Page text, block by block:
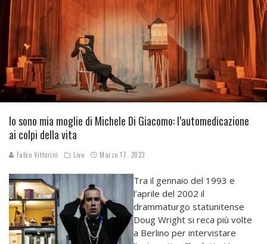
Io sono mia moglie di Michele Di Giacomo: l’automedicazione
ai colpi della vita
Fabio Vittorini Live Marzo 17, 2023
Tra il gennaio del 1993 e
l’aprile del 2002 il
drammaturgo statunitense
Doug Wright si reca più volte
a Berlino per intervistare